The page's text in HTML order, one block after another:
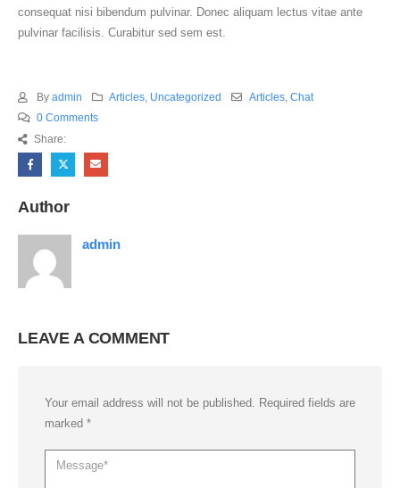
consequat nisi bibendum pulvinar. Donec aliquam lectus vitae ante
pulvinar facilisis. Curabitur sed sem est.
By admin Articles Uncategorized Articles ,Chat
0 Comments
Share:
Author
admin
LEAVE A COMMENT
Your email address will not be published. Required fields are
marked *